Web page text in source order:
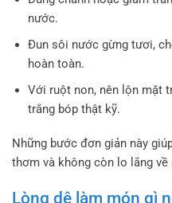
nước.
Đun sôi nước gừng tươi,
hoàn toàn.
Với ruột non, nên lộn mặt
trắng bóp thật kỹ.
Những bước đơn giản này
thơm và không còn lo lắng về
Lòng dê làm món gì